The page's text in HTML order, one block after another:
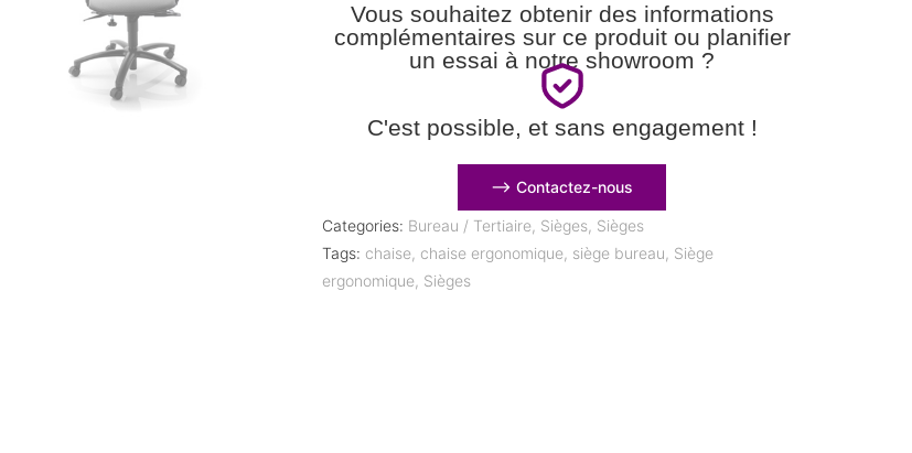
Vous souhaitez obtenir des informations
complémentaires sur ce produit ou planifier
un essai à notre showroom ?
C'est possible, et sans engagement !
⟶ Contactez-nous
Categories: Bureau / Tertiaire, Sièges, Sièges
Tags: chaise, chaise ergonomique, siège bureau, Siège
ergonomique, Sièges